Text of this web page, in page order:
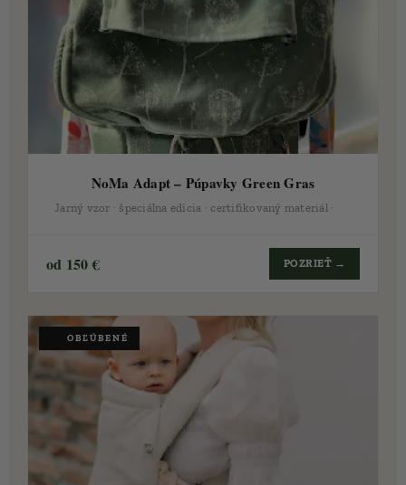
NoMa Adapt – Púpavky Green Gras
Jarný vzor · špeciálna edícia · certifikovaný materiál · 🇸🇰
od 150 € POZRIEŤ →
❤️ OBĽÚBENÉ